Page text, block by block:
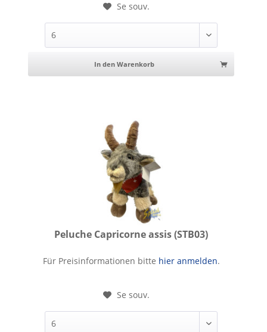
Se souv.
In den Warenkorb
Peluche Capricorne assis (STB03)
Peluche Capricorne assis
Für Preisinformationen bitte hier anmelden.
Se souv.